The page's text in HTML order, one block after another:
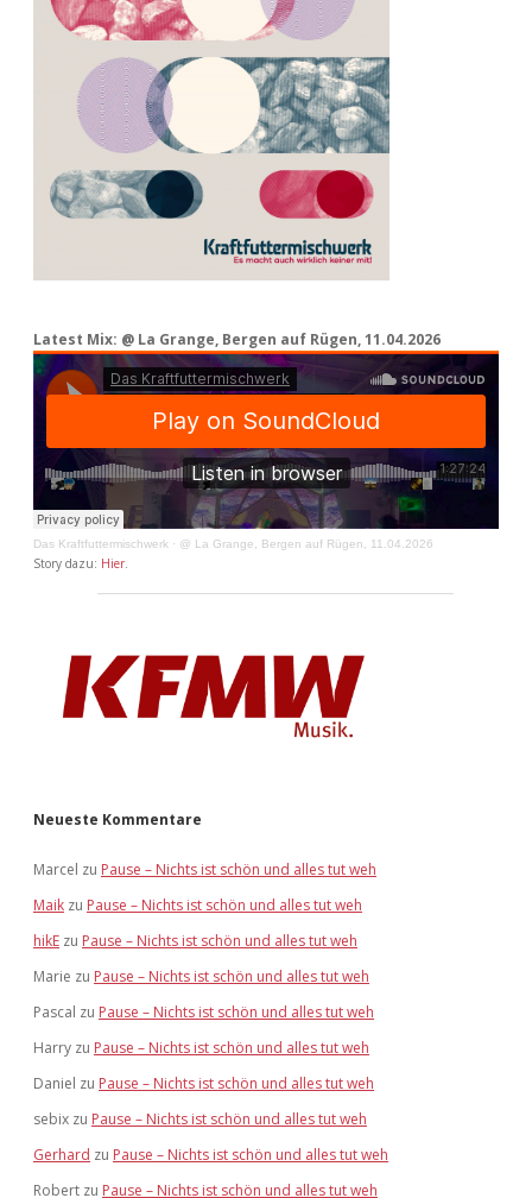
Latest Mix: @ La Grange, Bergen auf Rügen, 11.04.2026
Das Kraftfuttermischwerk · @ La Grange, Bergen auf Rügen, 11.04.2026
Story dazu: Hier.
Neueste Kommentare
Marcel zu Pause – Nichts ist schön und alles tut weh
Maik zu Pause – Nichts ist schön und alles tut weh
hikE zu Pause – Nichts ist schön und alles tut weh
Marie zu Pause – Nichts ist schön und alles tut weh
Pascal zu Pause – Nichts ist schön und alles tut weh
Harry zu Pause – Nichts ist schön und alles tut weh
Daniel zu Pause – Nichts ist schön und alles tut weh
sebix zu Pause – Nichts ist schön und alles tut weh
Gerhard zu Pause – Nichts ist schön und alles tut weh
Robert zu Pause – Nichts ist schön und alles tut weh